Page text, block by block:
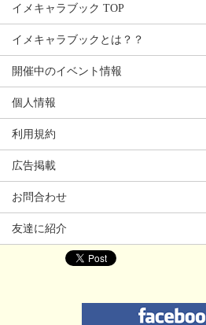
イメキャラブック TOP
イメキャラブックとは？？
開催中のイベント情報
個人情報
利用規約
広告掲載
お問合わせ
友達に紹介